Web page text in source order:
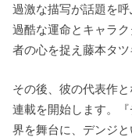
過激な描写が話題を
過酷な運命とキャラ
者の心を捉え藤本タ
その後、彼の代表作
連載を開始します。
界を舞台に、デンジ